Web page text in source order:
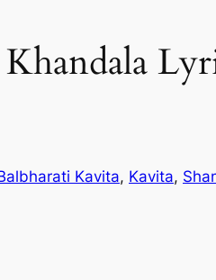
Khandala
Kavita, Kavita,